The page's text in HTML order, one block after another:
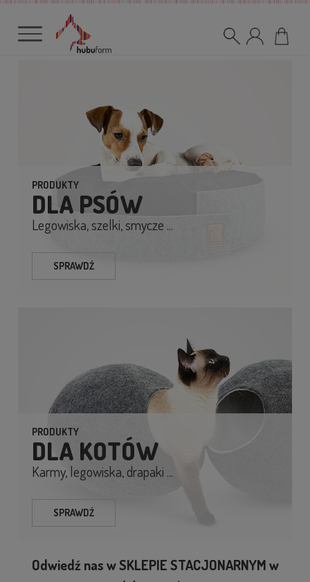
PRODUKTY
DLA PSÓW
Legowiska, szelki, smycze ...
SPRAWDŹ
PRODUKTY
DLA KOTÓW
Karmy, legowiska, drapaki ...
SPRAWDŹ
Odwiedź nas w SKLEPIE STACJONARNYM w